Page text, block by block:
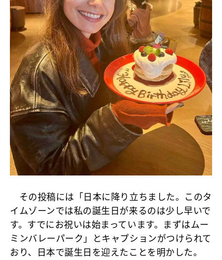
その投稿には「日本に降り立ちました。このタ
イムゾーンでは私の誕生日が来るのは少し早いで
す。すでにお祝いは始まっています。まずはムー
ミンバレーパーク」とキャプションがつけられて
おり、日本で誕生日を迎えたことを明かした。